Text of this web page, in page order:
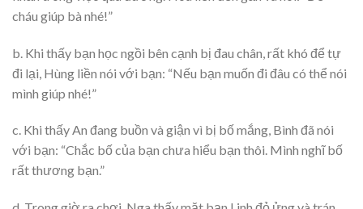
cháu giúp bà nhé!”
b. Khi thấy bạn học ngồi bên cạnh bị đau chân, rất khó để tự
đi lại, Hùng liền nói với bạn: “Nếu bạn muốn đi đâu có thể nói
mình giúp nhé!”
c. Khi thấy An đang buồn và giận vì bị bố mắng, Bình đã nói
với bạn: “Chắc bố của bạn chưa hiểu bạn thôi. Mình nghĩ bố
rất thương bạn.”